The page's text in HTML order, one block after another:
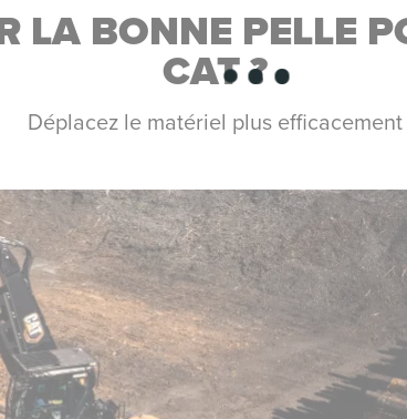
LA BONNE PELLE
CAT ?
Déplacez le matériel plus efficacement